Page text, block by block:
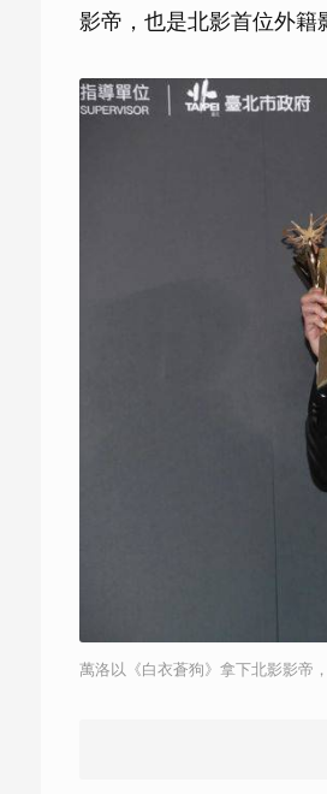
影帝，也是北影首位外籍
萬洛以《白衣蒼狗》拿下北影影帝